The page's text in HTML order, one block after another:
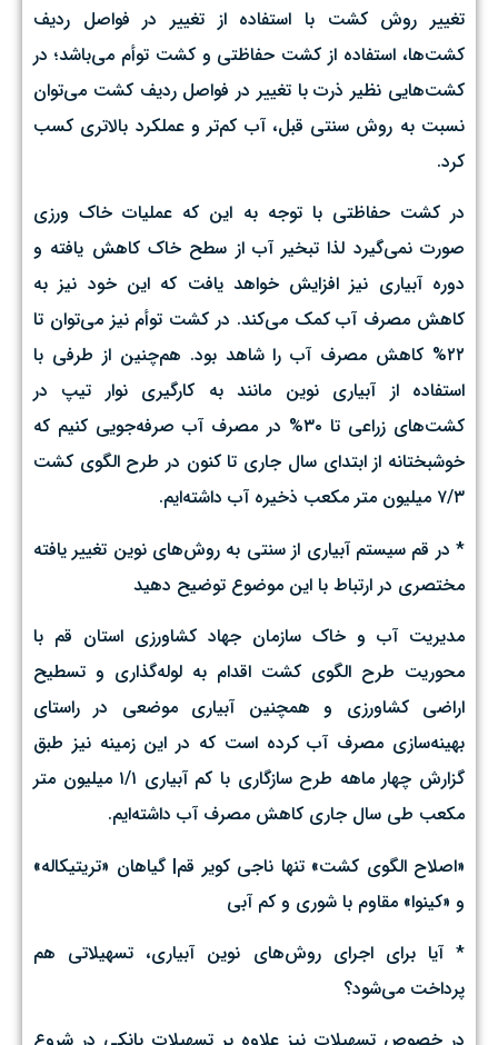
تغییر روش کشت با استفاده از تغییر در فواصل ردیف
کشت‌ها، استفاده از کشت حفاظتی و کشت توأم می‌باشد؛ در
کشت‌هایی نظیر ذرت با تغییر در فواصل ردیف کشت می‌توان
نسبت به روش سنتی قبل، آب کم‌تر و عملکرد بالاتری کسب
کرد.
در کشت حفاظتی با توجه به این که عملیات خاک ورزی
صورت نمی‌گیرد لذا تبخیر آب از سطح خاک کاهش یافته و
دوره آبیاری نیز افزایش خواهد یافت که این خود نیز به
کاهش مصرف آب کمک می‌کند. در کشت توأم نیز می‌توان تا
۲۲% کاهش مصرف آب را شاهد بود. هم‌چنین از طرفی با
استفاده از آبیاری نوین مانند به کارگیری نوار تیپ در
کشت‌های زراعی تا ۳۰% در مصرف آب صرفه‌جویی کنیم که
خوشبختانه از ابتدای سال جاری تا کنون در طرح الگوی کشت
۷/۳ میلیون متر مکعب ذخیره آب داشته‌ایم.
* در قم سیستم آبیاری از سنتی به روش‌های نوین تغییر یافته
مختصری در ارتباط با این موضوع توضیح دهید
مدیریت آب و خاک سازمان جهاد کشاورزی استان قم با
محوریت طرح الگوی کشت اقدام به لوله‌گذاری و تسطیح
اراضی کشاورزی و همچنین آبیاری موضعی در راستای
بهینه‌سازی مصرف آب کرده است که در این زمینه نیز طبق
گزارش چهار ماهه طرح سازگاری با کم آبیاری ۱/۱ میلیون متر
مکعب طی سال جاری کاهش مصرف آب داشته‌ایم.
«اصلاح الگوی کشت» تنها ناجی کویر قم| گیاهان «تریتیکاله»
و «کینوا» مقاوم با شوری و کم آبی
* آیا برای اجرای روش‌های نوین آبیاری، تسهیلاتی هم
پرداخت می‌شود؟